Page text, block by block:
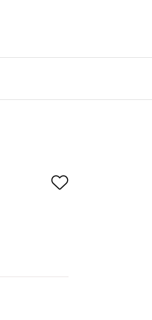
/สมัครสมาชิก